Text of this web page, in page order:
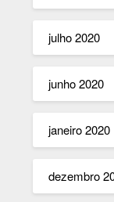
julho 2020
junho 2020
janeiro 2020
dezembro